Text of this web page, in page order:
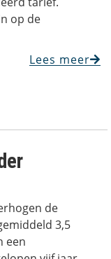
op de
Lees meer
de
3,5
een